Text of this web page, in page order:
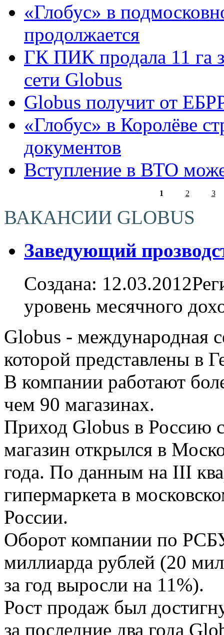
«Глобус» в
продолжается
ГК ПИК продала 11 га
сети Globus
Globus получит от
«Глобус» в Королёве
документов
Вступление в ВТО
1 2 3
ВАКАНСИИ GLOBUS
Заведующий
Создана:
уровень месячного
Globus - международная
которой представлены в
В компании работают
чем 90 магазинах.
Приход Globus в Россию
магазин открылся в
года. По данным на III
гипермаркета в
России.
Оборот компании по
миллиарда рублей (20
за год выросли на 11%).
Рост продаж был
за последние два года